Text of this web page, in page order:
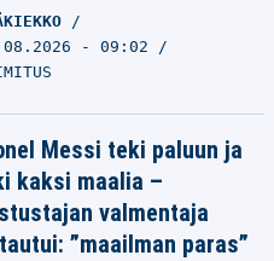
- 09:02
Messi teki paluun ja
kaksi maalia –
valmentaja
”maailman paras”